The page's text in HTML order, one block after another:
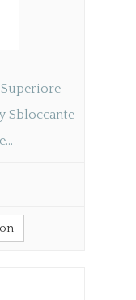
Sbloccante